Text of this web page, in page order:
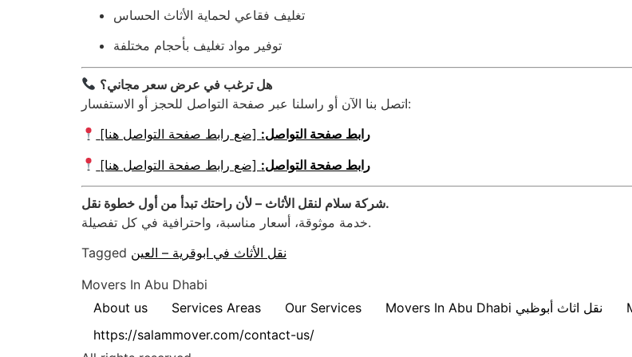
تغليف فقاعي لحماية الأثاث الحساس
توفير مواد تغليف بأحجام مختلفة
هل ترغب في عرض سعر مجاني؟
اتصل بنا الآن أو راسلنا عبر صفحة التواصل للحجز أو الاستفسار:
رابط صفحة التواصل: [ضع رابط صفحة التواصل هنا]
رابط صفحة التواصل: [ضع رابط صفحة التواصل هنا]
شركة سلام لنقل الأثاث – لأن راحتك تبدأ من أول خطوة نقل.
خدمة موثوقة، أسعار مناسبة، واحترافية في كل تفصيلة.
Tagged نقل الأثاث في ابوقرية – العين
Movers In Abu Dhabi
About us
Services Areas Our Services Movers In Abu Dhabi نقل اثاث أبوظبي
https://salammover.com/contact-us/